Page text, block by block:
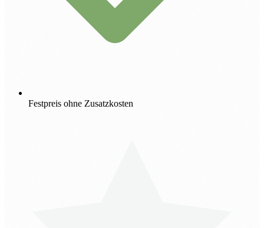
Festpreis ohne Zusatzkosten